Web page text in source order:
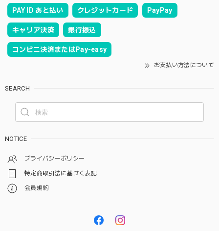
PAY ID あと払い クレジットカード PayPay
キャリア決済 銀行振込
コンビニ決済またはPay-easy
お支払い方法について
SEARCH
NOTICE
プライバシーポリシー
特定商取引法に基づく表記
会員規約